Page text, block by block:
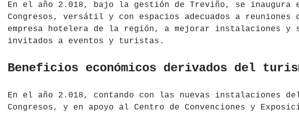
En el año 2.018, bajo la gestión de Treviño, se inaugura
Congresos, versátil y con espacios adecuados a
empresa hotelera de la región, a mejorar instalaciones y
invitados a eventos y turistas.
Beneficios económicos derivados del
En el año 2.018, contando con las nuevas instalaciones
Congresos, y en apoyo al Centro de Convenciones y